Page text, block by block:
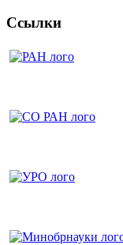
Ссылки